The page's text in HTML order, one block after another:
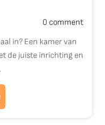
0 comment
in? Een kamer van
de juiste inrichting en